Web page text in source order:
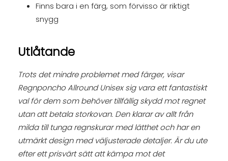
Finns bara i en färg, som förvisso är riktigt
snygg
Utlåtande
Trots det mindre problemet med färger, visar
Regnponcho Allround Unisex sig vara ett fantastiskt
val för dem som behöver tillfällig skydd mot regnet
utan att betala storkovan. Den klarar av allt från
milda till tunga regnskurar med lätthet och har en
utmärkt design med väljusterade detaljer. Är du ute
efter ett prisvärt sätt att kämpa mot det